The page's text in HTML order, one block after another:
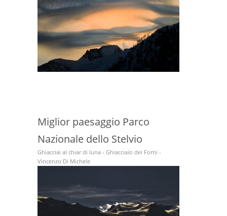
Miglior paesaggio Parco
Nazionale dello Stelvio
Ghiacciai al chiar di luna - Ghiacciaio dei Forni -
Vincenzo Di Michele